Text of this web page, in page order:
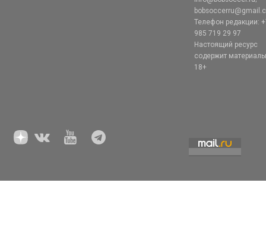
Телефон редакции:
985 719 29 97
Настоящий ресурс
содержит
18+